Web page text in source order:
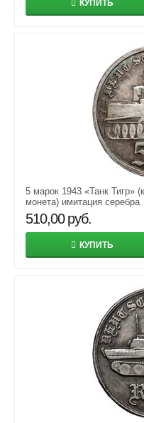
КУПИТЬ
5 марок 1943 «Танк Тигр»
монета) имитация серебра
510,00 руб.
КУПИТЬ